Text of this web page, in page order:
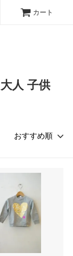
カート
人 子供